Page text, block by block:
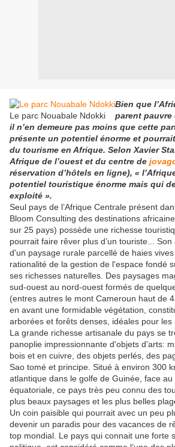
Le parc Nouabale Ndokki
Bien que
parent
il n’en demeure pas moins que cette
présente un potentiel énorme et
du tourisme en Afrique. Selon Xavier
Afrique de l’ouest et du centre de
réservation d’hôtels en ligne), «
potentiel touristique énorme mais qui
exploité ».
Seul pays de l’Afrique Centrale présent
Bloom Consulting des destinations
sur 25 pays) possède une richesse
pourrait faire rêver plus d’un touriste...
d'un paysage rurale parcellé de haies
rationalité de la gestion de l'espace fondé
ses richesses naturelles. Des paysages
sud-ouest au nord-ouest formés de
(entres autres le mont Cameroun haut de
en avant une formidable végétation,
arborées et forêts denses, idéales pour les
La grande richesse artisanale du pays se
panoplie impressionnante d'objets d'arts:
bois et en cuivre, des objets perlés, des
Sao tomé et principe. Situé à environ 300
atlantique dans le golfe de Guinée, face
équatoriale, ce pays très peu connu des
plus beaux paysages et les plus belles
Un coin paisible qui pourrait avec un peu
devenir un paradis pour des vacances de
top mondial. Le pays qui connait une forte